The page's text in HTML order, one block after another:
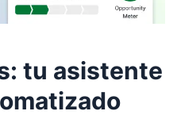
tu asistente